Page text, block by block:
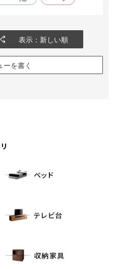
表示：新しい順
ーを書く
ベッド
テレビ台
収納家具